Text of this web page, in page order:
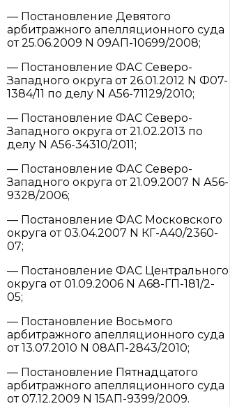
— Постановление Девятого
арбитражного апелляционного суда
от 25.06.2009 N 09АП-10699/2008;
— Постановление ФАС Северо-
Западного округа от 26.01.2012 N Ф07-
1384/11 по делу N А56-71129/2010;
— Постановление ФАС Северо-
Западного округа от 21.02.2013 по
делу N А56-34310/2011;
— Постановление ФАС Северо-
Западного округа от 21.09.2007 N А56-
9328/2006;
— Постановление ФАС Московского
округа от 03.04.2007 N КГ-А40/2360-
07;
— Постановление ФАС Центрального
округа от 01.09.2006 N А68-ГП-181/2-
05;
— Постановление Восьмого
арбитражного апелляционного суда
от 13.07.2010 N 08АП-2843/2010;
— Постановление Пятнадцатого
арбитражного апелляционного суда
от 07.12.2009 N 15АП-9399/2009.